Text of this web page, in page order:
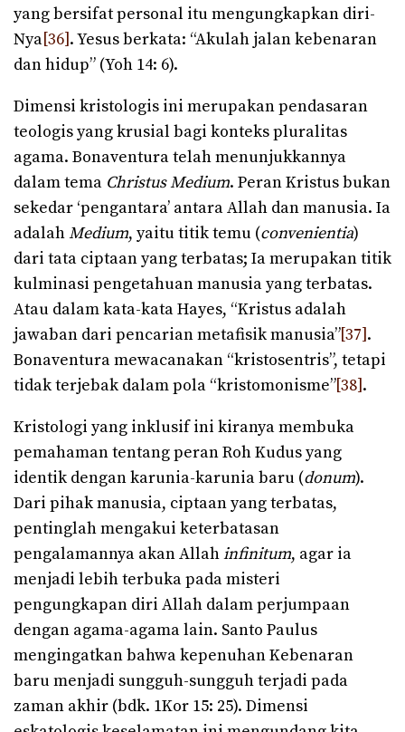
yang bersifat personal itu mengungkapkan diri-
Nya[36]. Yesus berkata: “Akulah jalan kebenaran
dan hidup” (Yoh 14: 6).
Dimensi kristologis ini merupakan pendasaran
teologis yang krusial bagi konteks pluralitas
agama. Bonaventura telah menunjukkannya
dalam tema Christus Medium. Peran Kristus bukan
sekedar ‘pengantara’ antara Allah dan manusia. Ia
adalahMedium, yaitu titik temu (convenientia)
dari tata ciptaan yang terbatas; Ia merupakan titik
kulminasi pengetahuan manusia yang terbatas.
Atau dalam kata-kata Hayes, “Kristus adalah
jawaban dari pencarian metafisik manusia”[37].
Bonaventura mewacanakan “kristosentris”, tetapi
tidak terjebak dalam pola “kristomonisme”[38].
Kristologi yang inklusif ini kiranya membuka
pemahaman tentang peran Roh Kudus yang
identik dengan karunia-karunia baru (donum).
Dari pihak manusia, ciptaan yang terbatas,
pentinglah mengakui keterbatasan
pengalamannya akan Allahinfinitum, agar ia
menjadi lebih terbuka pada misteri
pengungkapan diri Allah dalam perjumpaan
dengan agama-agama lain. Santo Paulus
mengingatkan bahwa kepenuhan Kebenaran
baru menjadi sungguh-sungguh terjadi pada
zaman akhir (bdk. 1Kor 15: 25). Dimensi